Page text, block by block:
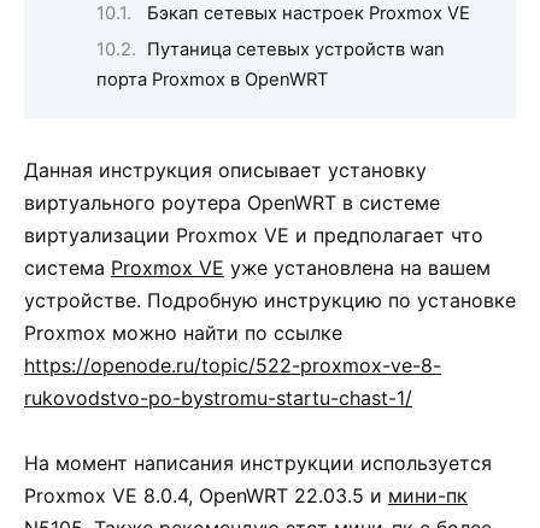
Бэкап сетевых настроек Proxmox VE
Путаница сетевых устройств wan
порта Proxmox в OpenWRT
Данная инструкция описывает установку
виртуального роутера OpenWRT в системе
виртуализации Proxmox VE и предполагает что
система Proxmox VE уже установлена на вашем
устройстве. Подробную инструкцию по установке
Proxmox можно найти по ссылке
https://openode.ru/topic/522-proxmox-ve-8-
rukovodstvo-po-bystromu-startu-chast-1/
На момент написания инструкции используется
Proxmox VE 8.0.4, OpenWRT 22.03.5 и мини-пк